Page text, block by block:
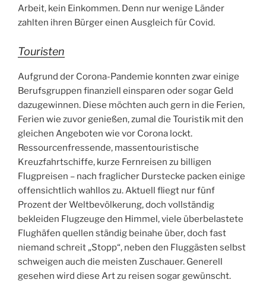
Arbeit, kein Einkommen. Denn nur wenige Länder
zahlten ihren Bürger einen Ausgleich für Covid.
Touristen
Aufgrund der Corona-Pandemie konnten zwar einige
Berufsgruppen finanziell einsparen oder sogar Geld
dazugewinnen. Diese möchten auch gern in die Ferien,
Ferien wie zuvor genießen, zumal die Touristik mit den
gleichen Angeboten wie vor Corona lockt.
Ressourcenfressende, massentouristische
Kreuzfahrtschiffe, kurze Fernreisen zu billigen
Flugpreisen – nach fraglicher Durstecke packen einige
offensichtlich wahllos zu. Aktuell fliegt nur fünf
Prozent der Weltbevölkerung, doch vollständig
bekleiden Flugzeuge den Himmel, viele überbelastete
Flughäfen quellen ständig beinahe über, doch fast
niemand schreit „Stopp“, neben den Fluggästen selbst
schweigen auch die meisten Zuschauer. Generell
gesehen wird diese Art zu reisen sogar gewünscht.